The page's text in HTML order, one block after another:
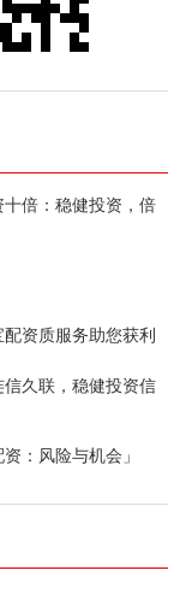
倍：稳健投资，倍
资质服务助您获利
久联，稳健投资信
：风险与机会」